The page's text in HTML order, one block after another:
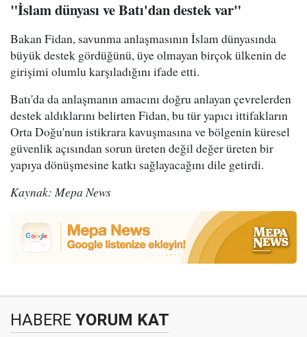
"İslam dünyası ve Batı'dan destek var"
Bakan Fidan, savunma anlaşmasının İslam dünyasında
büyük destek gördüğünü, üye olmayan birçok ülkenin de
girişimi olumlu karşıladığını ifade etti.
Batı'da da anlaşmanın amacını doğru anlayan çevrelerden
destek aldıklarını belirten Fidan, bu tür yapıcı ittifakların
Orta Doğu'nun istikrara kavuşmasına ve bölgenin küresel
güvenlik açısından sorun üreten değil değer üreten bir
yapıya dönüşmesine katkı sağlayacağını dile getirdi.
Kaynak: Mepa News
HABERE YORUM KAT